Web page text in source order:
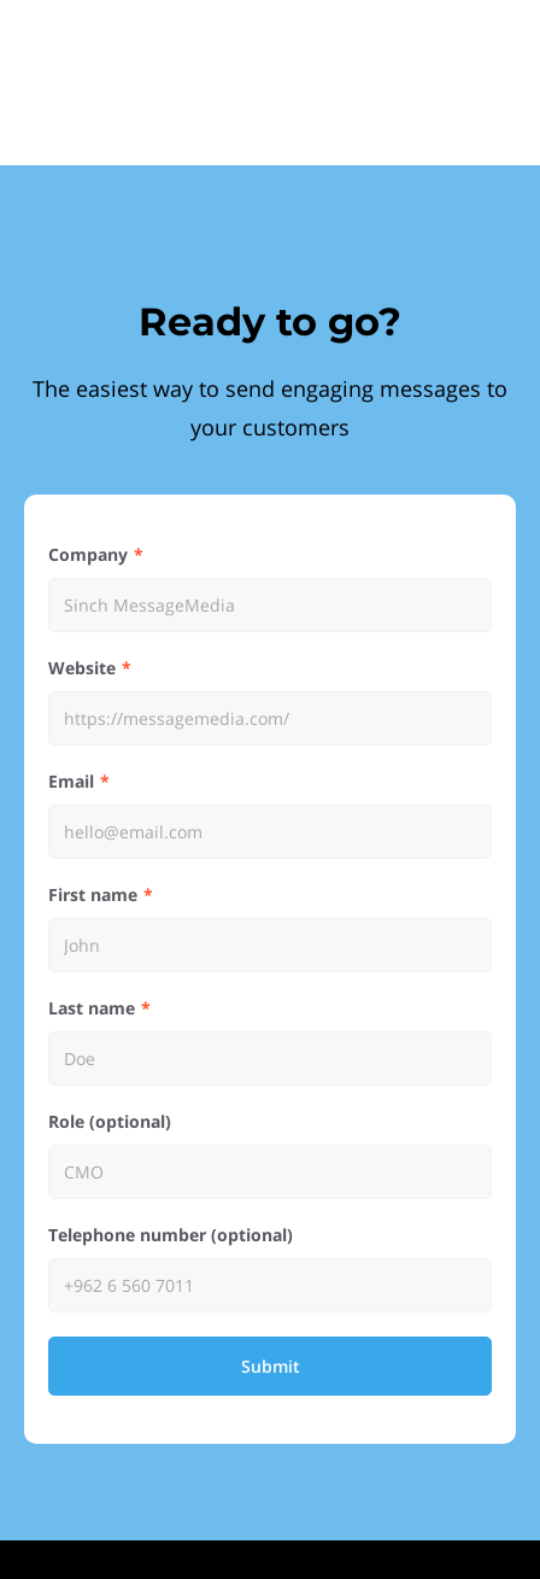
Ready to go?
The easiest way to send engaging messages to
your customers
Company
Website
Email
First name
Last name
Role (optional)
Telephone number (optional)
Submit